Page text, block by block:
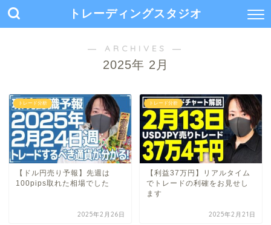
トレーディングスタジオ
― ARCHIVES ―
2025年 2月
トレード分析
【ドル円売り予報】先週は
100pips取れた相場でした
2025年2月26日
トレード分析
【利益37万円】リアルタイム
でトレードの利確をお見せし
ます
2025年2月21日